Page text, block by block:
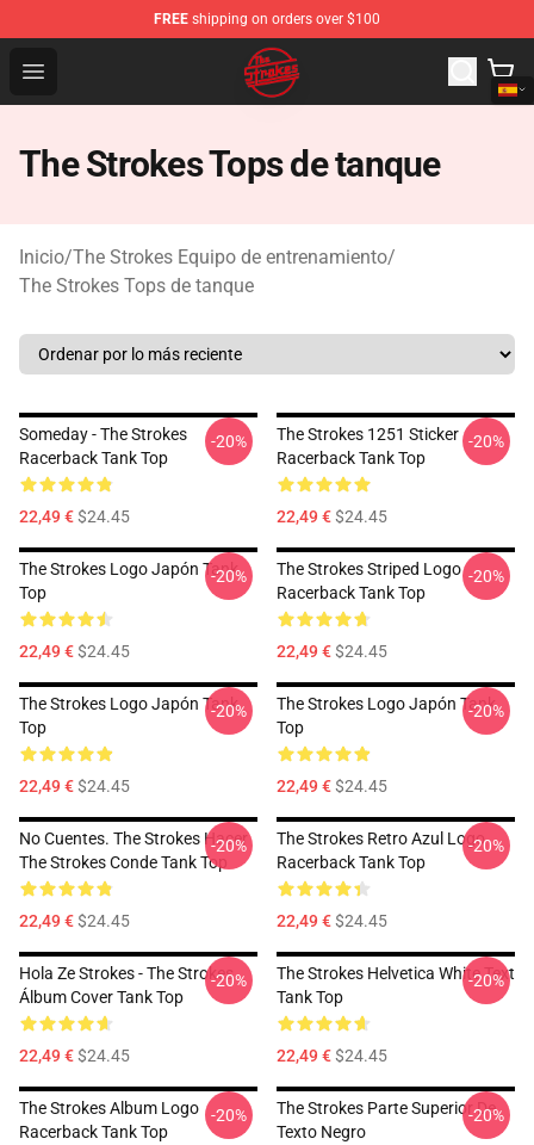
FREE shipping on orders over $100
Open menu
The Strokes Shop - Official The Strokes Merchandise
The Strokes Tops de tanque
Inicio/The Strokes Equipo de entrenamiento/
The Strokes Tops de tanque
Someday - The Strokes
Racerback Tank Top
22,49 €$24.45
-20%
The Strokes 1251 Sticker
Racerback Tank Top
22,49 €$24.45
-20%
The Strokes Logo Japón Tank
Top
22,49 €$24.45
-20%
The Strokes Striped Logo
Racerback Tank Top
22,49 €$24.45
-20%
The Strokes Logo Japón Tank
Top
22,49 €$24.45
-20%
The Strokes Logo Japón Tank
Top
22,49 €$24.45
-20%
No Cuentes. The Strokes Hacer
The Strokes Conde Tank Top
22,49 €$24.45
-20%
The Strokes Retro Azul Logo
Racerback Tank Top
22,49 €$24.45
-20%
Hola Ze Strokes - The Strokes
Álbum Cover Tank Top
22,49 €$24.45
-20%
The Strokes Helvetica White Text
Tank Top
22,49 €$24.45
-20%
The Strokes Album Logo
Racerback Tank Top
-20%
The Strokes Parte Superior De
Texto Negro
-20%